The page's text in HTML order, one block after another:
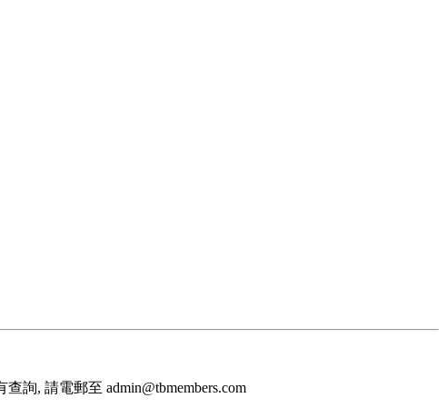
詢, 請電郵至 admin@tbmembers.com